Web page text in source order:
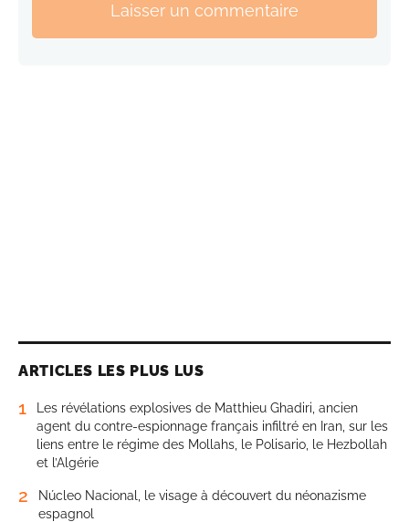
Laisser un commentaire
ARTICLES LES PLUS LUS
1
Les révélations explosives de Matthieu Ghadiri, ancien
agent du contre-espionnage français infiltré en Iran, sur les
liens entre le régime des Mollahs, le Polisario, le Hezbollah
et l’Algérie
2
Núcleo Nacional, le visage à découvert du néonazisme
espagnol